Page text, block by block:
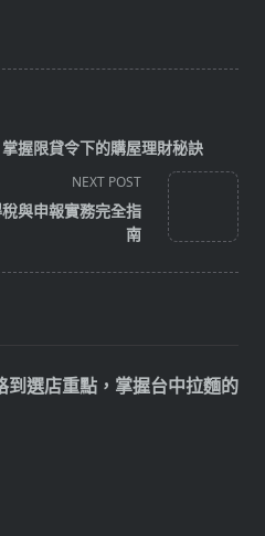
握限貸令下的購屋理財秘訣
NEXT POST
與申報實務完全指
南
到選店重點，掌握台中拉麵的